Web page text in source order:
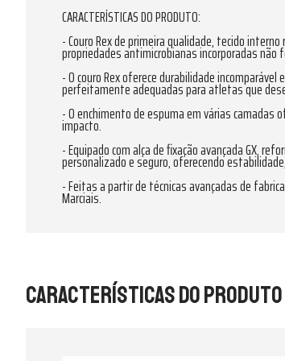
CARACTERÍSTICAS DO PRODUTO:
- Couro Rex de primeira qualidade, tecido
propriedades antimicrobianas incorporadas
- O couro Rex oferece durabilidade
perfeitamente adequadas para atletas que
- O enchimento de espuma em várias camadas
impacto.
- Equipado com alça de fixação avançada GX,
personalizado e seguro, oferecendo
- Feitas a partir de técnicas avançadas de
Marciais.
Características do produto